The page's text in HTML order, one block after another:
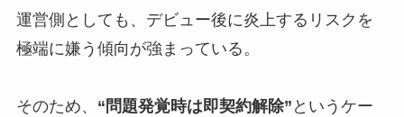
運営側としても、デビュー後に炎上するリスクを
極端に嫌う傾向が強まっている。
そのため、 “問題発覚時は即契約解除” というケー